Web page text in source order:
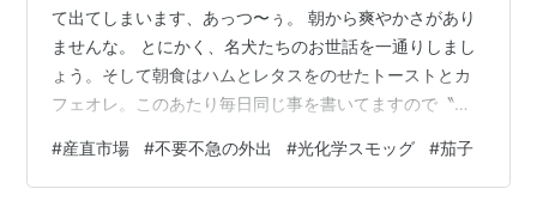
て出てしまいます、あっつ〜ぅ。 朝から爽やかさがあり
ませんな。 とにかく、名犬たちのお世話を一通りしまし
ょう。そして朝食はハムとレタスをのせたトーストとカ
フェオレ。このあたり毎日同じ事を書いてますので〝以
すときとか1位以下の人は「以下同文」で内容は読んでも
らえませんでしたよね。 娘②（カラザ）が急遽休みを取
#産直市場 #不要不急の外出 #光化学スモッグ #茄子